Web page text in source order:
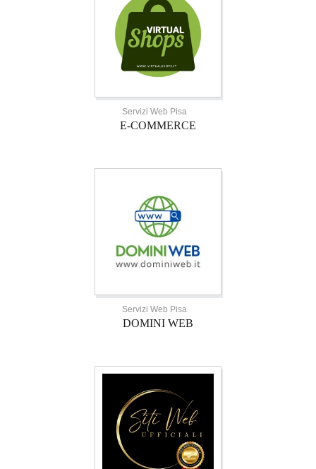
Servizi Web Pisa
E-COMMERCE
Servizi Web Pisa
DOMINI WEB